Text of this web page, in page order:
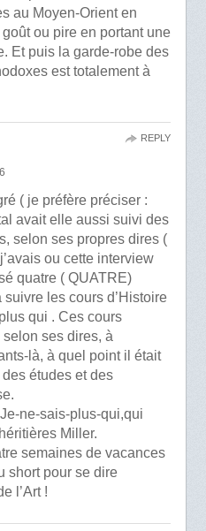
au Moyen-Orient en
ou pire en portant une
Et puis la garde-robe des
est totalement à
( je préfère préciser :
avait elle aussi suivi des
selon ses propres dires (
ou cette interview
quatre ( QUATRE)
les cours d’Histoire
qui . Ces cours
ses dires, à
là, à quel point il était
études et des
ne-sais-plus-qui,qui
Miller.
semaines de vacances
short pour se dire
l’Art !
REPLY